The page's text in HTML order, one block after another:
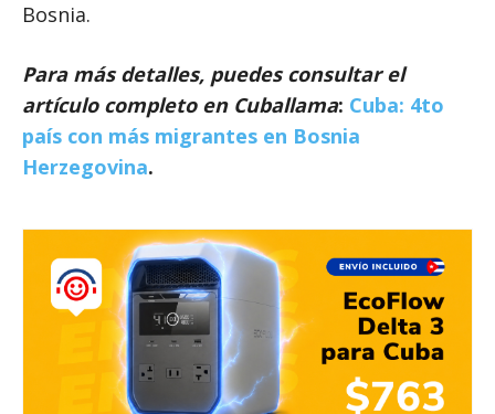
Bosnia.
Para más detalles, puedes consultar el
artículo completo en Cuballama: Cuba: 4to
país con más migrantes en Bosnia
Herzegovina.